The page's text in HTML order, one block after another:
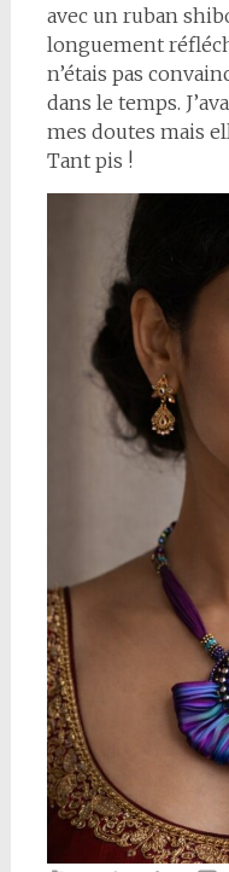
avec un ruban
longuement
n’étais pas
dans le temps.
mes doutes mais
Tant pis !